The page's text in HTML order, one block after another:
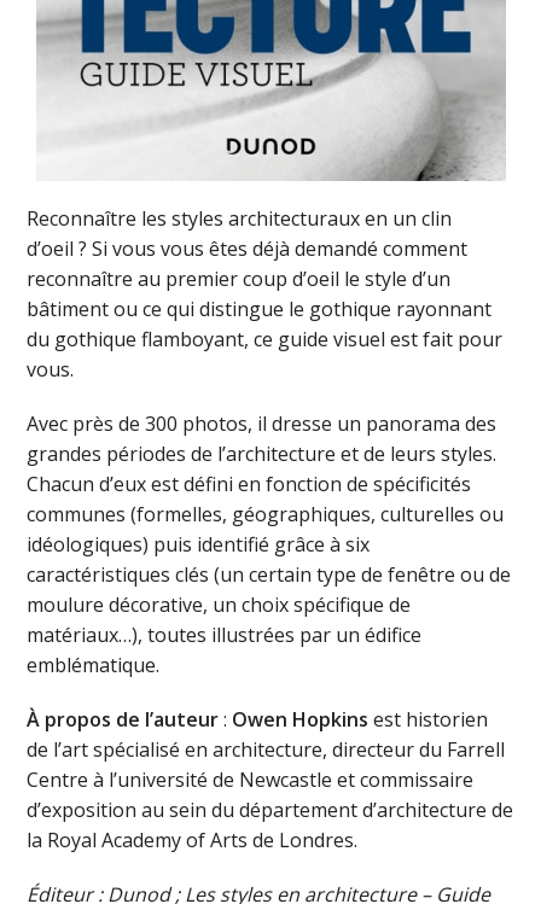
Reconnaître les styles architecturaux en un clin
d’oeil ? Si vous vous êtes déjà demandé comment
reconnaître au premier coup d’oeil le style d’un
bâtiment ou ce qui distingue le gothique rayonnant
du gothique flamboyant, ce guide visuel est fait pour
vous.
Avec près de 300 photos, il dresse un panorama des
grandes périodes de l’architecture et de leurs styles.
Chacun d’eux est défini en fonction de spécificités
communes (formelles, géographiques, culturelles ou
idéologiques) puis identifié grâce à six
caractéristiques clés (un certain type de fenêtre ou de
moulure décorative, un choix spécifique de
matériaux…), toutes illustrées par un édifice
emblématique.
À propos de l’auteur: Owen Hopkins est historien
de l’art spécialisé en architecture, directeur du Farrell
Centre à l’université de Newcastle et commissaire
d’exposition au sein du département d’architecture de
la Royal Academy of Arts de Londres.
Éditeur : Dunod ; Les styles en architecture – Guide